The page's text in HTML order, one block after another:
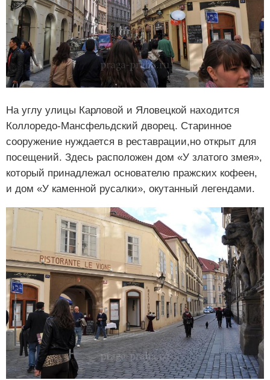
На углу улицы Карловой и Яловецкой находится
Коллоредо-Мансфельдский дворец. Старинное
сооружение нуждается в реставрации,но открыт для
посещений. Здесь расположен дом «У златого змея»,
который принадлежал основателю пражских кофеен,
и дом «У каменной русалки», окутанный легендами.